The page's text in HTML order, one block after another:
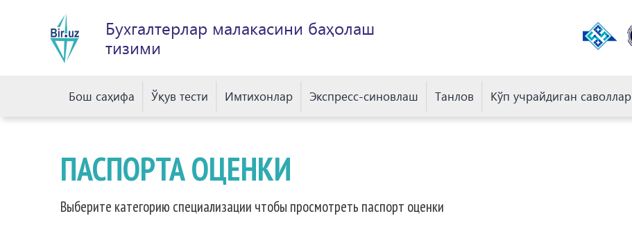
Бухгалтерлар малакасини баҳолаш
тизими
Бош саҳифа Ўқув тести Имтихонлар Экспресс-синовлаш Танлов Кўп учрайдиган саволлар
ПАСПОРТА ОЦЕНКИ
Выберите категорию специализации чтобы просмотреть паспорт оценки